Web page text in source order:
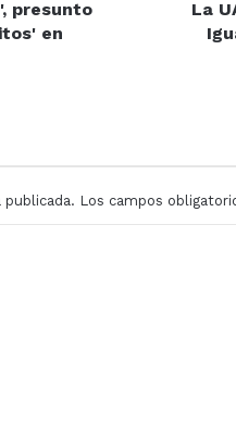
presunto
en
GéneroLa
Los campos